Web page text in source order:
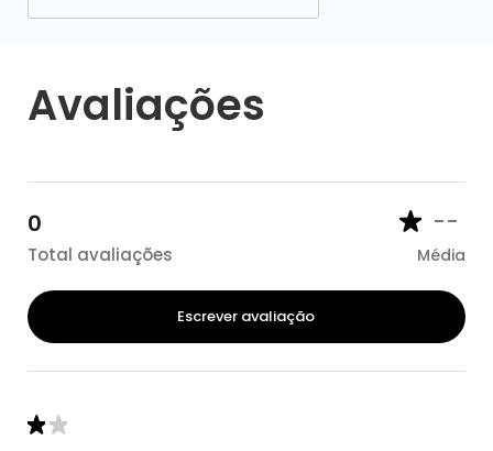
Avaliações
0
Total avaliações
--
Média
Escrever avaliação